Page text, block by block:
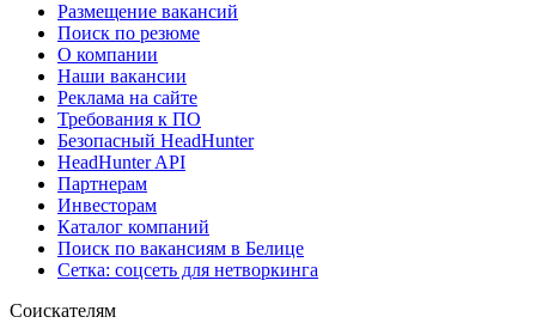
Размещение вакансий
Поиск по резюме
О компании
Наши вакансии
Реклама на сайте
Требования к ПО
Безопасный HeadHunter
HeadHunter API
Партнерам
Инвесторам
Каталог компаний
Поиск по вакансиям в Белице
Сетка: соцсеть для нетворкинга
Соискателям